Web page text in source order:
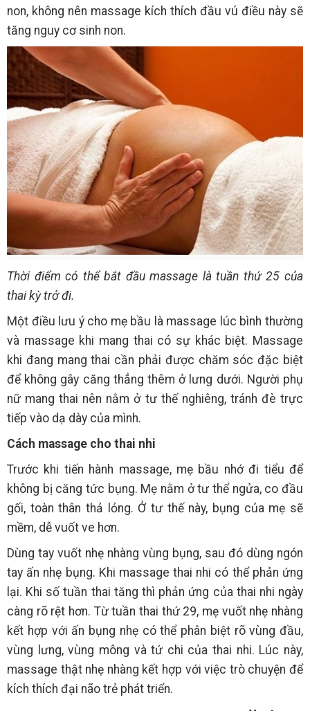
non, không nên massage kích thích đầu vú điều này sẽ
tăng nguy cơ sinh non.
Thời điểm có thể bắt đầu massage là tuần thứ 25 của
thai kỳ trở đi.
Một điều lưu ý cho mẹ bầu là massage lúc bình thường
và massage khi mang thai có sự khác biệt. Massage
khi đang mang thai cần phải được chăm sóc đặc biệt
để không gây căng thẳng thêm ở lưng dưới. Người phụ
nữ mang thai nên nằm ở tư thế nghiêng, tránh đè trực
tiếp vào dạ dày của mình.
Cách massage cho thai nhi
Trước khi tiến hành massage, mẹ bầu nhớ đi tiểu để
không bị căng tức bụng. Mẹ nằm ở tư thể ngửa, co đầu
gối, toàn thân thả lỏng. Ở tư thế này, bụng của mẹ sẽ
mềm, dễ vuốt ve hơn.
Dùng tay vuốt nhẹ nhàng vùng bụng, sau đó dùng ngón
tay ấn nhẹ bụng. Khi massage thai nhi có thể phản ứng
lại. Khi số tuần thai tăng thì phản ứng của thai nhi ngày
càng rõ rệt hơn. Từ tuần thai thứ 29, mẹ vuốt nhẹ nhàng
kết hợp với ấn bụng nhẹ có thể phân biệt rõ vùng đầu,
vùng lưng, vùng mông và tứ chi của thai nhi. Lúc này,
massage thật nhẹ nhàng kết hợp với việc trò chuyện để
kích thích đại não trẻ phát triển.